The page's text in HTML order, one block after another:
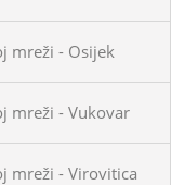
mreži - Osijek
mreži - Vukovar
mreži - Virovitica